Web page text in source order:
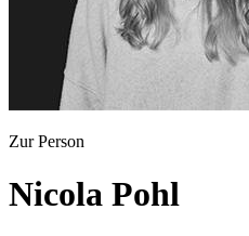
Zur Person
Nicola Pohl